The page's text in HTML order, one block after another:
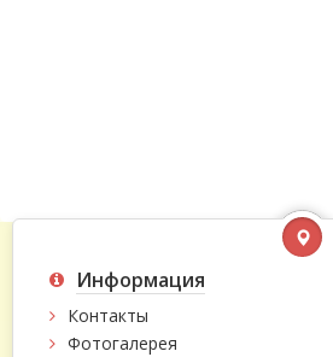
Информация
Контакты
Фотогалерея